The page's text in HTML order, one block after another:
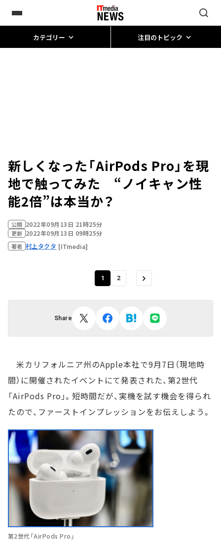
カテゴリー 注目のトピック
新しくなった「AirPods Pro」を現
地で触ってみた “ノイキャン性
能2倍”は本当か？
公開 2022年09月13日 21時25分
更新 2022年09月13日 09時25分
著者 村上タクタ [ITmedia]
1 2
Share
米カリフォルニア州のApple本社で9月7日（現地時
間）に開催されたイベントにて発表された、第2世代
「AirPods Pro」。短時間だが、実機を試す機会を得られ
たので、ファーストインプレッションをお伝えしよう。
第2世代「AirPods Pro」